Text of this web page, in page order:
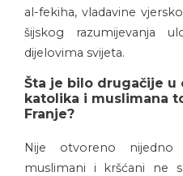
al-fekiha, vladavine
šijskog razumijevanja
dijelovima svijeta.
Šta je bilo drugačije u
katolika i muslimana
Franje?
Nije otvoreno
muslimani i kršćani ne